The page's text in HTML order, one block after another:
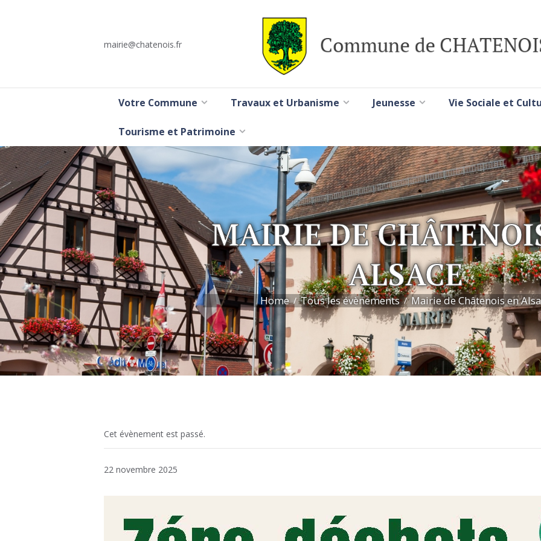
mairie@chatenois.fr
Votre Commune Travaux et Urbanisme Jeunesse Vie Sociale et
Tourisme et Patrimoine
MAIRIE DE
ALSACE
Home Tous les évènements Mairie de Châtenois en
Cet évènement est passé.
22 novembre 2025